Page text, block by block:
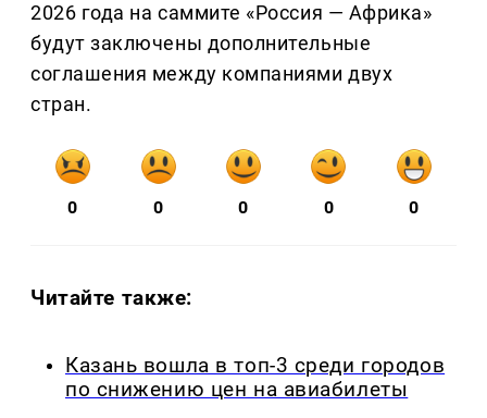
2026 года на саммите «Россия — Африка»
будут заключены дополнительные
соглашения между компаниями двух
стран.
0 0 0 0 0
Читайте также:
Казань вошла в топ-3 среди городов
по снижению цен на авиабилеты